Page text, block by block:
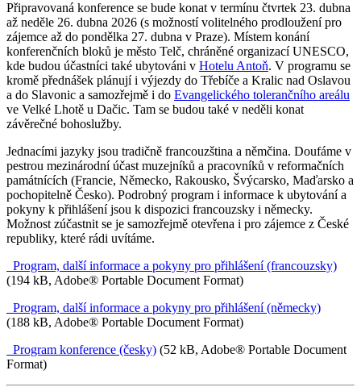
Připravovaná konference se bude konat v termínu čtvrtek 23. dubna
až neděle 26. dubna 2026 (s možností volitelného prodloužení pro
zájemce až do pondělka 27. dubna v Praze). Místem konání
konferenčních bloků je město Telč, chráněné organizací UNESCO,
kde budou účastníci také ubytováni v Hotelu Antoň. V programu se
kromě přednášek plánují i výjezdy do Třebíče a Kralic nad Oslavou
a do Slavonic a samozřejmě i do Evangelického tolerančního areálu
ve Velké Lhotě u Dačic. Tam se budou také v neděli konat
závěrečné bohoslužby.
Jednacími jazyky jsou tradičně francouzština a němčina. Doufáme v
pestrou mezinárodní účast muzejníků a pracovníků v reformačních
památnících (Francie, Německo, Rakousko, Švýcarsko, Maďarsko a
pochopitelně Česko). Podrobný program i informace k ubytování a
pokyny k přihlášení jsou k dispozici francouzsky i německy.
Možnost zúčastnit se je samozřejmě otevřena i pro zájemce z České
republiky, které rádi uvítáme.
Program, další informace a pokyny pro přihlášení (francouzsky)
(194 kB, Adobe® Portable Document Format)
Program, další informace a pokyny pro přihlášení (německy)
(188 kB, Adobe® Portable Document Format)
Program konference (česky) (52 kB, Adobe® Portable Document
Format)